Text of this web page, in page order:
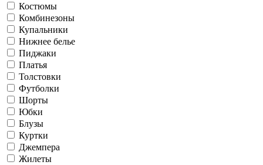
Костюмы
Комбинезоны
Купальники
Нижнее белье
Пиджаки
Платья
Толстовки
Футболки
Шорты
Юбки
Блузы
Куртки
Джемпера
Жилеты